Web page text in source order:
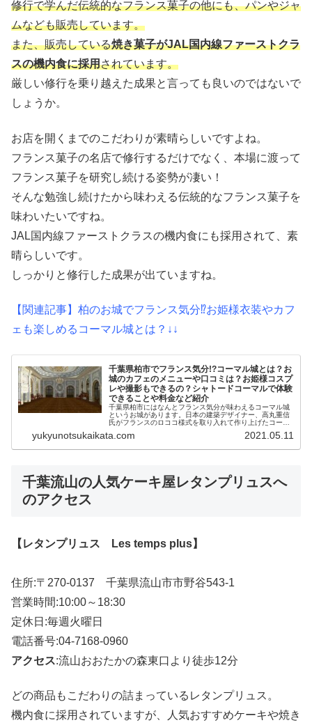
修行で学んだ伝統的なフランス菓子の他にも、パンやジャ
ムなども販売しています。
また、販売している焼き菓子がJAL国内線ファーストクラ
スの機内食に採用されています。
厳しい修行を乗り越えた成果と言っても良いのではないで
しょうか。
お店を開くまでのこだわりが素晴らしいですよね。
フランス菓子の名店で修行するだけでなく、本場に渡って
フランス菓子を研究し続ける姿勢が凄い！
そんな勉強し続けたから味わえる伝統的なフランス菓子を
味わいたいですね。
JAL国内線ファーストクラスの機内食にも採用されて、素
晴らしいです。
しっかりと修行した成果が出ていますね。
【関連記事】柏のお城でフランス気分⁉︎お姫様衣装やカフ
ェも楽しめるコーマル城とは？↓↓
千葉県柏市でフランス気分!?コーマル城とは？お
城のカフェのメニューや口コミは？お姫様コスプ
レや撮影もできるの？シャトードコーマルで体験
できることや料金など紹介
千葉県柏市にはなんとフランス気分が味わえるコーマル城
というお城があります。日本の建築デザイナー、高丸重信
氏がフランスのロココ様式を取り入れて作り上げたコーマ
て、コーヒーの味は美味しいと評判...
yukyunotsukaikata.com 2021.05.11
千葉流山の人気ケーキ屋レタンプリュスへ
のアクセス
【レタンプリュス Les temps plus】
住所:〒270-0137 千葉県流山市市野谷543-1
営業時間:10:00～18:30
定休日:毎週火曜日
電話番号:04-7168-0960
アクセス:流山おおたかの森東口より徒歩12分
どの商品もこだわりの詰まっているレタンプリュス。
機内食に採用されていますが、人気おすすめケーキや焼き